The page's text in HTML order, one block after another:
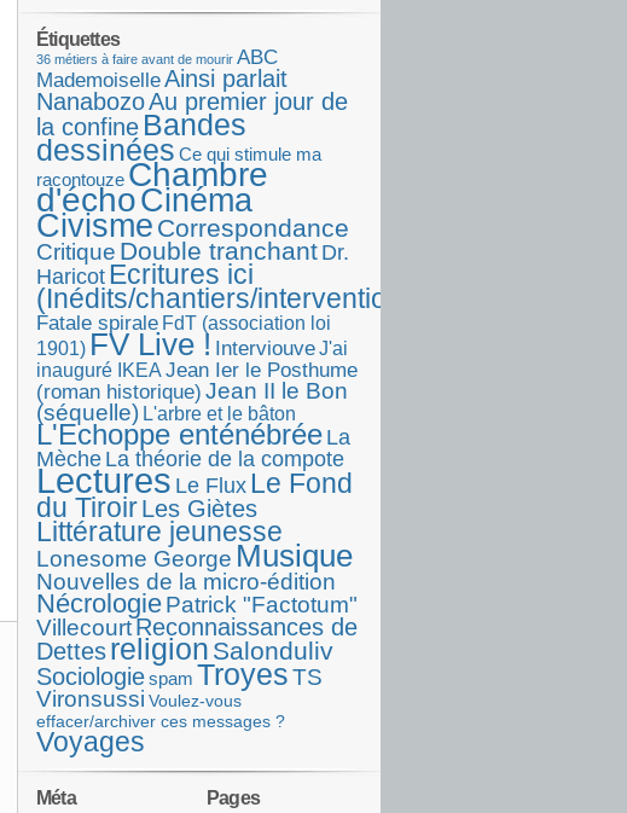
Étiquettes
36 métiers à faire avant de mourir ABC
MademoiselleAinsi parlait
NanabozoAu premier jour de
la confine Bandes
dessinées Ce qui stimule ma
racontouze Chambre
d'échoCinéma
Civisme Correspondance
Critique Double tranchant Dr.
Haricot Ecritures ici
(Inédits/chantiers/interventions)
Fatale spirale FdT (association loi
1901) FV Live ! InterviouveJ'ai
inauguré IKEA Jean Ier le Posthume
(roman historique) Jean II le Bon
(séquelle) L'arbre et le bâton
L'Echoppe enténébrée La
Mèche La théorie de la compote
LecturesLe FluxLe Fond
du TiroirLes Giètes
Littérature jeunesse
Lonesome George Musique
Nouvelles de la micro-édition
NécrologiePatrick "Factotum"
VillecourtReconnaissances de
Dettesreligion Salonduliv
Sociologiespam TroyesTS
Vironsussi Voulez-vous
effacer/archiver ces messages ?
Voyages
Pages
Méta